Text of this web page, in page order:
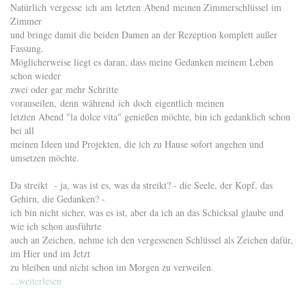
Natürlich vergesse ich am letzten Abend meinen Zimmerschlüssel im
Zimmer
und bringe damit die beiden Damen an der Rezeption komplett außer
Fassung.
Möglicherweise liegt es daran, dass meine Gedanken meinem Leben
schon wieder
zwei oder gar mehr Schritte
vorauseilen, denn während ich doch eigentlich meinen
letzten Abend "la dolce vita" genießen möchte, bin ich gedanklich schon
bei all
meinen Ideen und Projekten, die ich zu Hause sofort angehen und
umsetzen möchte.
Da streikt - ja, was ist es, was da streikt? - die Seele, der Kopf, das
Gehirn, die Gedanken? -
ich bin nicht sicher, was es ist, aber da ich an das Schicksal glaube und
wie ich schon ausführte
auch an Zeichen, nehme ich den vergessenen Schlüssel als Zeichen dafür,
im Hier und im Jetzt
zu bleiben und nicht schon im Morgen zu verweilen.
...weiterlesen